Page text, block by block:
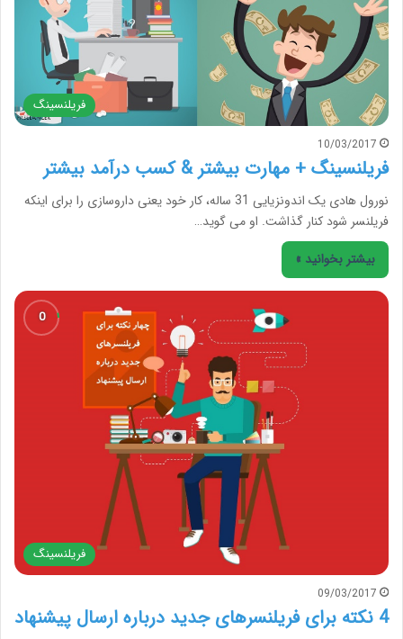
فریلنسینگ
10/03/2017
فریلنسینگ + مهارت بیشتر & کسب درآمد بیشتر
نورول هادی یک اندونزیایی 31 ساله، کار خود یعنی داروسازی را برای اینکه
فریلنسر شود کنار گذاشت. او می گوید…
بیشتر بخوانید »
فریلنسینگ
09/03/2017
4 نکته برای فریلنسرهای جدید درباره ارسال پیشنهاد